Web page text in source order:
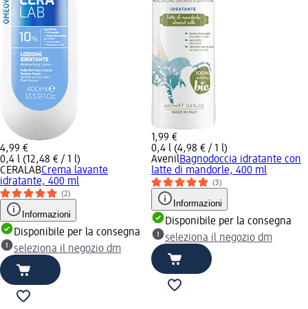
4,99 €
0,4 l (12,48 € / 1 l)
CERALABCrema lavante
idratante, 400 ml
(2)
Informazioni
Disponibile per la consegna
seleziona il negozio dm
1,99 €
0,4 l (4,98 € / 1 l)
AvenilBagnodoccia idratante con
latte di mandorle, 400 ml
(3)
Informazioni
Disponibile per la consegna
seleziona il negozio dm